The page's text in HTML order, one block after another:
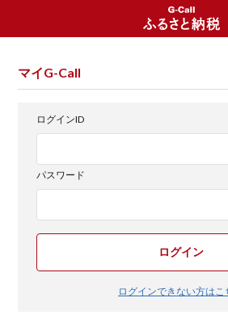
マイG-Call
ログインID
パスワード
ログイン
ログインできない方はこ